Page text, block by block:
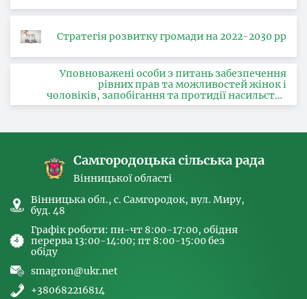
Стратегія розвитку громади на 2022-2030 рр
Уповноважені особи з питань забезпечення
рівних прав та можливостей жінок і
чоловіків, запобігання та протидії насильству
за ознакою статі, з питань здійснення заходів,
Самгородоцька сільська рада
Вінницької області
Вінницька обл., с. Самгородок, вул. Миру,
буд. 48
Графік роботи: пн-чт 8:00-17:00, обідня
перерва 13:00-14:00; пт 8:00-15:00 без
обіду
smagron@ukr.net
+380682216814